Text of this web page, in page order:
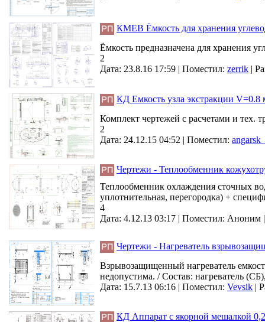
КМЕВ Ёмкость для хранения
Ёмкость предназначена для хранения
2
Дата: 23.8.16 17:59 | Поместил: zerrik |
КД Емкость узла экстракции V=0.8
Комплект чертежей с расчетами и тех.
2
Дата: 24.12.15 04:52 | Поместил:
Чертежи - Теплообменник
Теплообменник охлаждения сточных
уплотнительная, перегородка) +
4
Дата: 4.12.13 03:17 | Поместил: Аноним
Чертежи - Нагреватель
Взрывозащищенный нагреватель
недопустима. / Состав: нагреватель
Дата: 15.7.13 06:16 | Поместил: Vevsik |
КД Аппарат с якорной мешалкой